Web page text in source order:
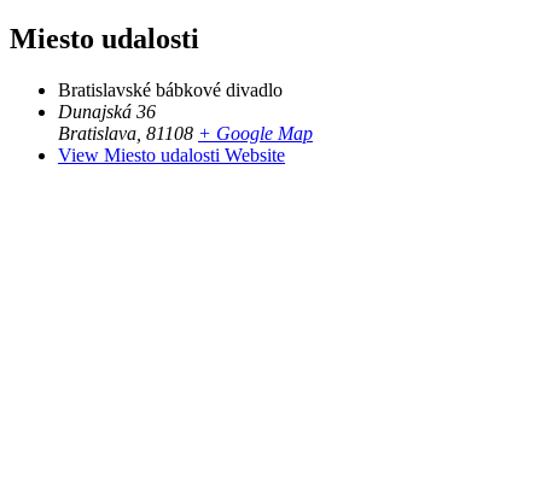
Miesto udalosti
Bratislavské bábkové divadlo
Dunajská 36
Bratislava 81108 + Google Map
View Miesto udalosti Website